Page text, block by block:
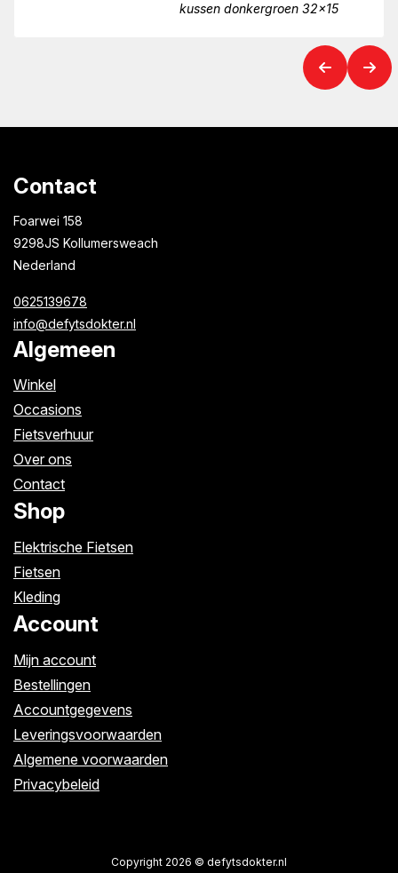
kussen donkergroen 32x15
Contact
Foarwei 158
9298JS Kollumersweach
Nederland
0625139678
info@defytsdokter.nl
Algemeen
Winkel
Occasions
Fietsverhuur
Over ons
Contact
Shop
Elektrische Fietsen
Fietsen
Kleding
Account
Mijn account
Bestellingen
Accountgegevens
Leveringsvoorwaarden
Algemene voorwaarden
Privacybeleid
Copyright 2026 © defytsdokter.nl